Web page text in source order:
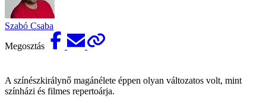
Szabó Csaba
Megosztás
A színészkirálynő magánélete éppen olyan változatos volt, mint
színházi és filmes repertoárja.